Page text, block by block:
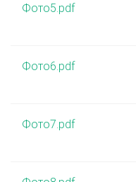
Фото5.pdf
Фото6.pdf
Фото7.pdf